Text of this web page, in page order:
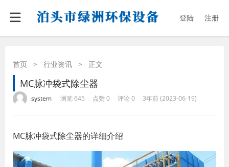
登陆 注册
首页 > 行业资讯 > 正文
MC脉冲袋式除尘器
system 浏览 645 点赞 0 评论 0 3年前 (2023-06-19)
MC脉冲袋式除尘器的详细介绍